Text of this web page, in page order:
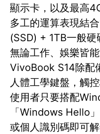
顯示卡，以及最高
多工的運算表現結
(SSD) + 1TB一般硬
無論工作、娛樂皆
VivoBook S14除配
人體工學鍵盤，觸
使用者只要搭配
「Windows Hello
或個人識別碼即可